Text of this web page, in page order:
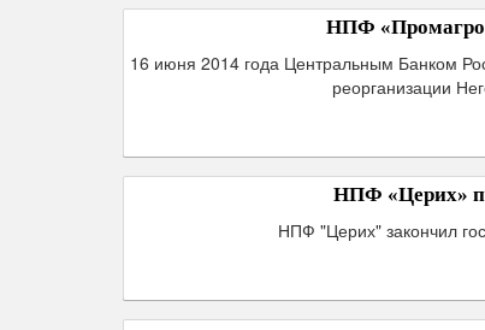
НПФ
16 июня 2014 года Центральным Банком
реорганизации
НПФ «Церих»
НПФ "Церих" закончил